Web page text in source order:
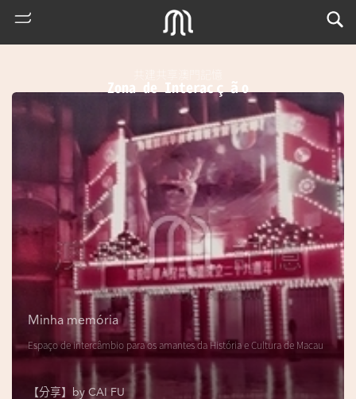
搜
Zona de Interacção
Minha memória
Espaço de intercâmbio para os amantes da História e Cultura de Macau
【分享】by CAI FU